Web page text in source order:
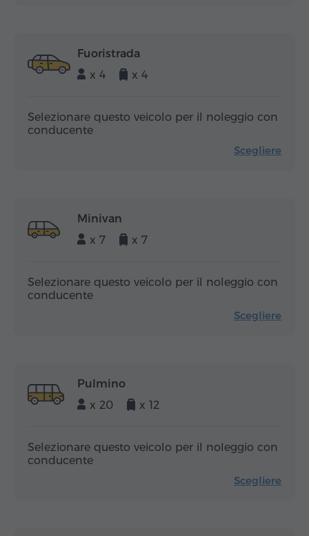
Fuoristrada
x 4
x 4
Selezionare questo veicolo per il noleggio con
conducente
Scegliere
Minivan
x 7
x 7
Selezionare questo veicolo per il noleggio con
conducente
Scegliere
Pulmino
x 20
x 12
Selezionare questo veicolo per il noleggio con
conducente
Scegliere